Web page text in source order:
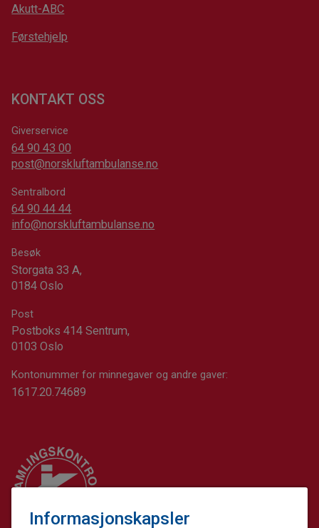
Informasjonskapsler
Akutt-ABC
Førstehjelp
KONTAKT OSS
Giverservice
64 90 43 00
post@norskluftambulanse.no
Sentralbord
64 90 44 44
info@norskluftambulanse.no
Besøk
Storgata 33 A,
0184 Oslo
Post
Postboks 414 Sentrum,
0103 Oslo
Kontonummer for minnegaver og andre gaver:
1617.20.74689